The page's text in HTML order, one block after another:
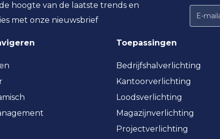
hoogte van de laatste trends en
met onze nieuwsbrief
Toepassingen
Bedrijfshalverlichting
Kantoorverlichting
Loodsverlichting
Magazijnverlichting
Projectverlichting